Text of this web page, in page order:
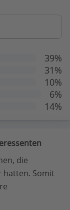
39%
31%
10%
6%
14%
die
hatten. Somit